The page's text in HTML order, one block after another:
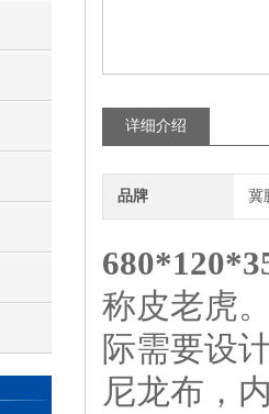
详细介绍
品牌 冀
称皮老虎
际需要设
尼龙布，